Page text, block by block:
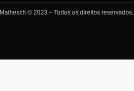
Mathesch © 2023 – Todos os direitos reservados.